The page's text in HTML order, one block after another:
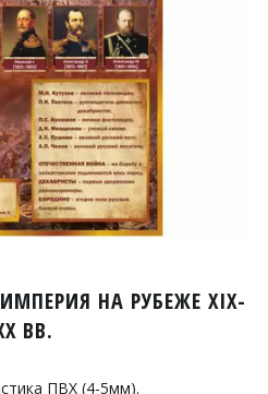
НА РУБЕЖЕ XIX-
ВВ.
ПВХ (4-5мм).